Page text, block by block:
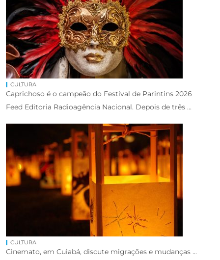
CULTURA
Caprichoso é o campeão do Festival de Parintins 2026
Feed Editoria Radioagência Nacional. Depois de três ...
CULTURA
Cinemato, em Cuiabá, discute migrações e mudanças ...